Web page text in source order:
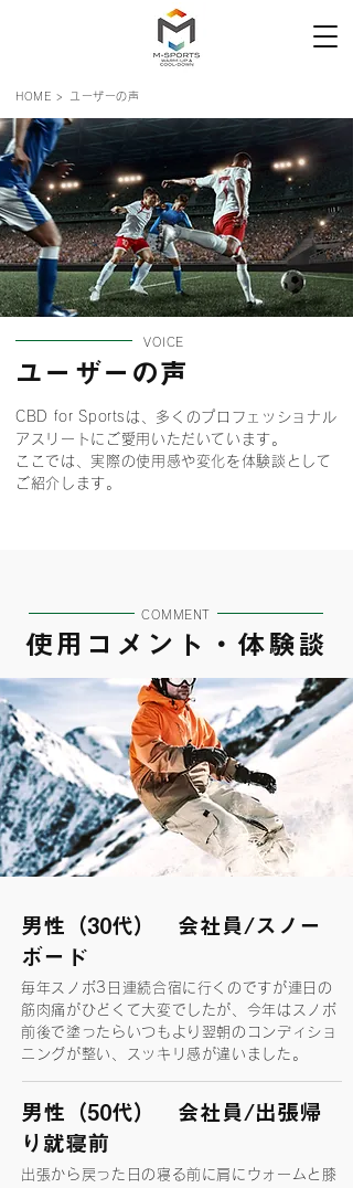
HOME > ユーザーの声
VOICE
ユーザーの声
CBD for Sportsは、多くのプロフェッショナル
アスリートにご愛用いただいています。
ここでは、実際の使用感や変化を体験談として
ご紹介します。
COMMENT
使用コメント・体験談
男性（30代） 会社員/スノー
ボード
毎年スノボ3日連続合宿に行くのですが連日の
筋肉痛がひどくて大変でしたが、今年はスノボ
前後で塗ったらいつもより翌朝のコンディショ
ニングが整い、スッキリ感が違いました。
男性（50代） 会社員/出張帰
り就寝前
出張から戻った日の寝る前に肩にウォームと膝